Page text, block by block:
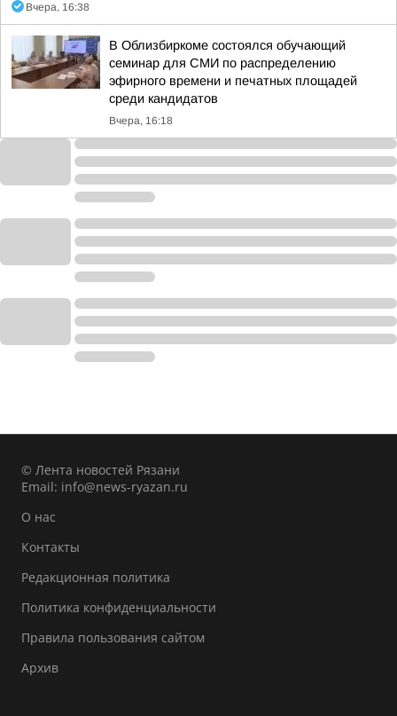
Вчера, 16:38
В Облизбиркоме состоялся обучающий
семинар для СМИ по распределению
эфирного времени и печатных площадей
среди кандидатов
Вчера, 16:18
© Лента новостей Рязани
Email: info@news-ryazan.ru
О нас
Контакты
Редакционная политика
Политика конфиденциальности
Правила пользования сайтом
Архив